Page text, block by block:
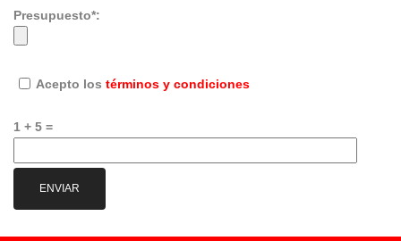
Presupuesto*:
Acepto los términos y condiciones
1 + 5 =